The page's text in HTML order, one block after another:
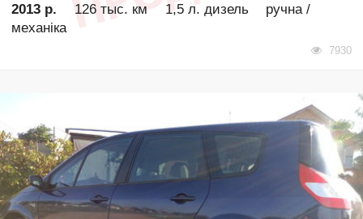
2013 р.
126 тыс. км 1,5 л. дизель
ручна /
механіка
7930